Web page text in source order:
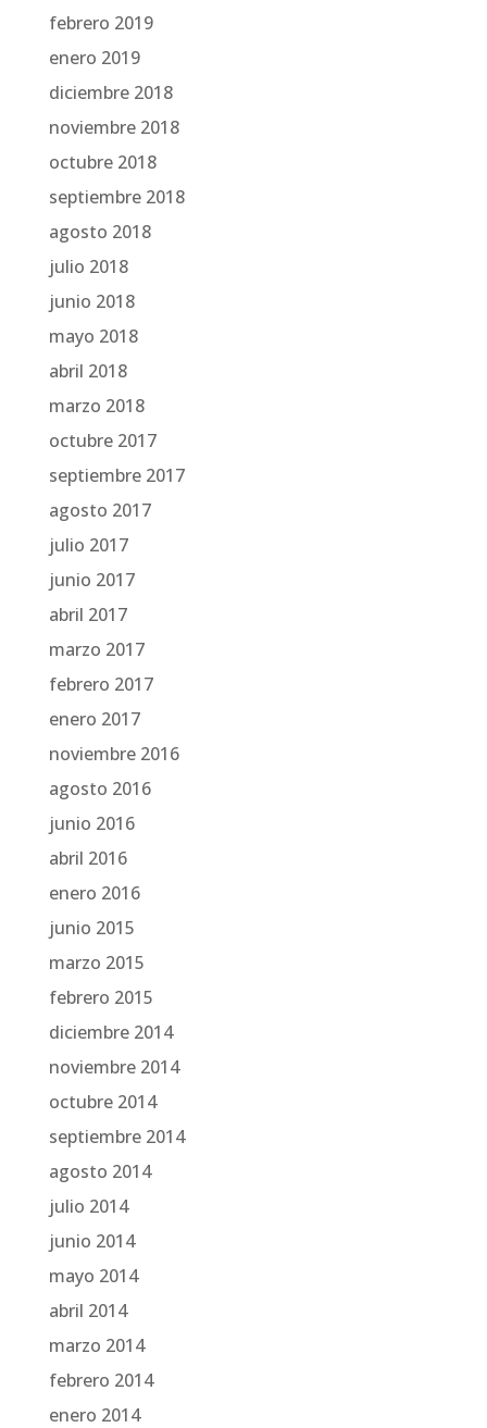
febrero 2019
enero 2019
diciembre 2018
noviembre 2018
octubre 2018
septiembre 2018
agosto 2018
julio 2018
junio 2018
mayo 2018
abril 2018
marzo 2018
octubre 2017
septiembre 2017
agosto 2017
julio 2017
junio 2017
abril 2017
marzo 2017
febrero 2017
enero 2017
noviembre 2016
agosto 2016
junio 2016
abril 2016
enero 2016
junio 2015
marzo 2015
febrero 2015
diciembre 2014
noviembre 2014
octubre 2014
septiembre 2014
agosto 2014
julio 2014
junio 2014
mayo 2014
abril 2014
marzo 2014
febrero 2014
enero 2014